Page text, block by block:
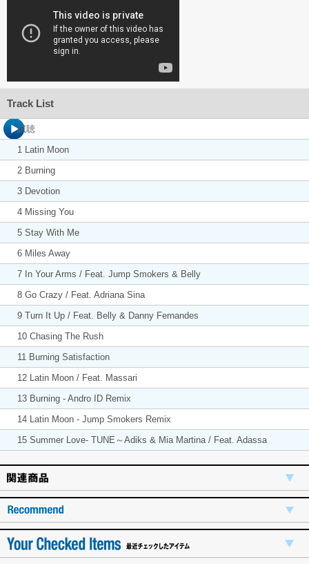
Track List
試聴
1 Latin Moon
2 Burning
3 Devotion
4 Missing You
5 Stay With Me
6 Miles Away
7 In Your Arms / Feat. Jump Smokers & Belly
8 Go Crazy / Feat. Adriana Sina
9 Turn It Up / Feat. Belly & Danny Fernandes
10 Chasing The Rush
11 Burning Satisfaction
12 Latin Moon / Feat. Massari
13 Burning - Andro ID Remix
14 Latin Moon - Jump Smokers Remix
15 Summer Love- TUNE～Adiks & Mia Martina / Feat. Adassa